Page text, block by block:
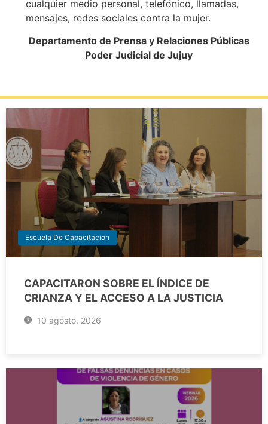
cualquier medio personal, telefónico, llamadas,
mensajes, redes sociales contra la mujer.
Departamento de Prensa y Relaciones Públicas
Poder Judicial de Jujuy
Escuela De Capacitacion
CAPACITARON SOBRE EL ÍNDICE DE
CRIANZA Y EL ACCESO A LA JUSTICIA
10 agosto, 2026